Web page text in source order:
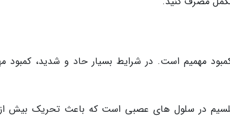
مهمیم است. در شرایط بسیار حاد و شدید، کمبود
کلسیم در سلول های عصبی است که باعث تحریک بیش